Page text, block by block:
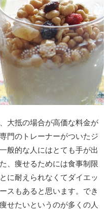
大抵の場合が高価な料金が
門のトレーナーがついたジ
般的な人にはとても手が出
、痩せるためには食事制限
に耐えられなくてダイエッ
スもあると思います。でき
せたいというのが多くの人